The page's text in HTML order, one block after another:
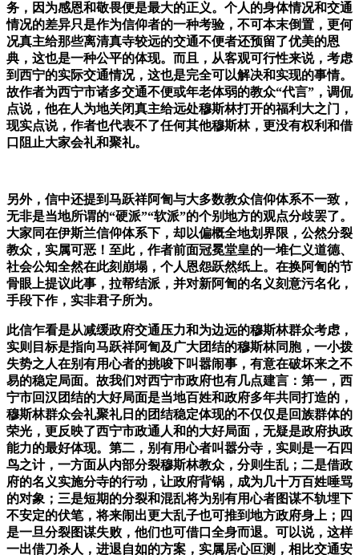
务，因为感恩和敬畏便是最大的正义。个人的身体情况和交通
情况的差异只是作为信仰者的一种考验，不可本末倒置，更何
况真主给那些离清真寺较远的交通不便者还预留了优美的恩
典，这也是一种公平的体现。而且，从客观可行性来说，考虑
到西宁的实际交通情况，这也是完全可以解决和实现的事情。
故作者为西宁市诸多交通不便或年老体弱的教众“代言”，调侃
点说，他在人为地关闭真主给远处穆斯林打开的福利大之门，
现实点说，作者也代表不了任何其他穆斯林，更没有权利和借
口阻止大家会礼和聚礼。
另外，信中还提到马跃祥阿訇与大多数教众信仰体系不一致，
无非是当地所谓的“硬派”“软派”的个别地方的观点分歧罢了。
大家同在伊斯兰信仰体系下，却以偏概全地划界限，公然分裂
教众，实属可恶！至此，作者前面冠冕堂皇的一堆仁义道德、
社会公知全然在此刻崩塌，个人恩怨跃然纸上。在换阿訇的节
骨眼上提议此事，拉帮结派，并对新阿訇的名义刻意污名化，
手段下作，实非君子所为。
此信乍看是从减缓政府交通压力和为边远的穆斯林群众考虑，
实则目标是指向马跃祥阿訇及广大团结的穆斯林同胞，一小拨
失势之人在别有用心者的挑唆下叫嚣闹事，有意在破坏来之不
易的稳定局面。故我们对西宁市政府也有几点建言：第一，西
宁市回汉团结的大好局面是当地百姓和政府多年共同打造的，
穆斯林群众会礼聚礼日的团结稳定体现的不仅仅是回族群体的
荣光，更反映了西宁市政通人和的大好局面，无疑是政府执政
能力的最好体现。第二，别有用心者叫嚣分寺，实则是一石四
鸟之计，一方面从内部分裂穆斯林教众，分则生乱；二是借政
府的名义实施分寺的行动，让政府背锅，成为几十万百姓唾骂
的对象；三是短期的分裂和混乱将为别有用心者图谋不轨埋下
不安定的伏笔，将来闹出更大乱子也可推到地方政府身上；四
是一旦分裂图谋失败，他们也可借口全身而退。可以说，这样
一出借刀杀人，进退自如的方案，实属居心叵测，相比交通安